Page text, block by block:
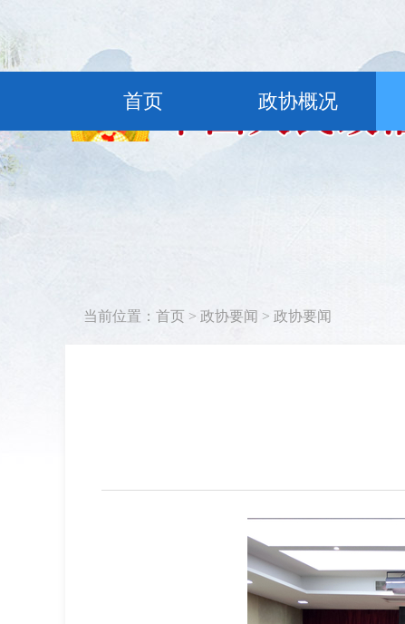
首页 政协概况
当前位置： 首页 > 政协要闻 > 政协要闻